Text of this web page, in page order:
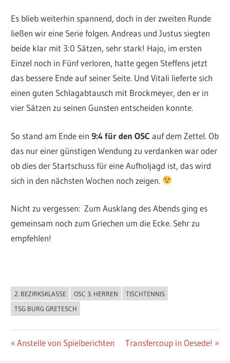
Es blieb weiterhin spannend, doch in der zweiten Runde
ließen wir eine Serie folgen. Andreas und Justus siegten
beide klar mit 3:0 Sätzen, sehr stark! Hajo, im ersten
Einzel noch in Fünf verloren, hatte gegen Steffens jetzt
das bessere Ende auf seiner Seite. Und Vitali lieferte sich
einen guten Schlagabtausch mit Brockmeyer, den er in
vier Sätzen zu seinen Gunsten entscheiden konnte.
So stand am Ende ein9:4 für den OSC auf dem Zettel. Ob
das nur einer günstigen Wendung zu verdanken war oder
ob dies der Startschuss für eine Aufholjagd ist, das wird
sich in den nächsten Wochen noch zeigen.
Nicht zu vergessen: Zum Ausklang des Abends ging es
gemeinsam noch zum Griechen um die Ecke. Sehr zu
empfehlen!
ALLGEMEIN
2. BEZIRKSKLASSE OSC 3. HERREN
TISCHTENNIS
TSG BURG GRETESCH
Beitragsnavigation
Vorheriger
Anstelle von Spielberichten
Nächster
Transfercoup in Oesede!